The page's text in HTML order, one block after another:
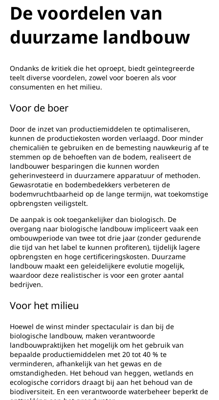
De voordelen van
duurzame landbouw
Ondanks de kritiek die het oproept, biedt geïntegreerde
teelt diverse voordelen, zowel voor boeren als voor
consumenten en het milieu.
Voor de boer
Door de inzet van productiemiddelen te optimaliseren,
kunnen de productiekosten worden verlaagd. Door minder
chemicaliën te gebruiken en de bemesting nauwkeurig af te
stemmen op de behoeften van de bodem, realiseert de
landbouwer besparingen die kunnen worden
geherinvesteerd in duurzamere apparatuur of methoden.
Gewasrotatie en bodembedekkers verbeteren de
bodemvruchtbaarheid op de lange termijn, wat toekomstige
opbrengsten veiligstelt.
De aanpak is ook toegankelijker dan biologisch. De
overgang naar biologische landbouw impliceert vaak een
ombouwperiode van twee tot drie jaar (zonder gedurende
die tijd van het label te kunnen profiteren), tijdelijk lagere
opbrengsten en hoge certificeringskosten. Duurzame
landbouw maakt een geleidelijkere evolutie mogelijk,
waardoor deze realistischer is voor een groter aantal
bedrijven.
Voor het milieu
Hoewel de winst minder spectaculair is dan bij de
biologische landbouw, maken verantwoorde
landbouwpraktijken het mogelijk om het gebruik van
bepaalde productiemiddelen met 20 tot 40 % te
verminderen, afhankelijk van het gewas en de
omstandigheden. Het behoud van heggen, wetlands en
ecologische corridors draagt bij aan het behoud van de
biodiversiteit. En een verantwoorde waterbeheer beperkt de